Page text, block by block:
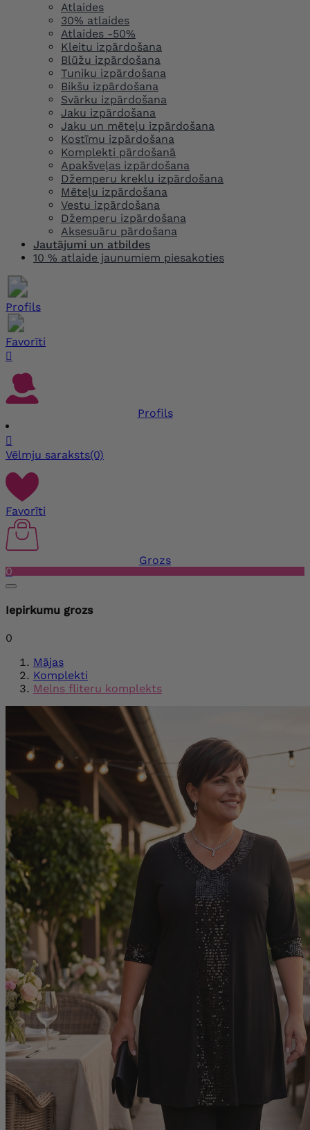
Atlaides
30% atlaides
Atlaides -50%
Kleitu izpārdošana
Blūžu izpārdošana
Tuniku izpārdošana
Bikšu izpārdošana
Svārku izpārdošana
Jaku izpārdošana
Jaku un mēteļu izpārdošana
Kostīmu izpārdošana
Komplekti pārdošanā
Apakšveļas izpārdošana
Džemperu kreklu izpārdošana
Mēteļu izpārdošana
Vestu izpārdošana
Džemperu izpārdošana
Aksesuāru pārdošana
Jautājumi un atbildes
10 % atlaide jaunumiem piesakoties
Profils
Favorīti

Profils

Vēlmju saraksts(0)
Favorīti
Grozs
0
Iepirkumu grozs
0
Mājas
Komplekti
Melns fliteru komplekts